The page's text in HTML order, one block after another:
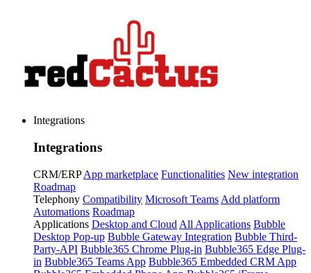
Integrations
Integrations
CRM/ERP App marketplace Functionalities New integration
Roadmap
Telephony Compatibility Microsoft Teams Add platform
Automations Roadmap
Applications Desktop and Cloud All Applications Bubble
Desktop Pop-up Bubble Gateway Integration Bubble Third-
Party-API Bubble365 Chrome Plug-in Bubble365 Edge Plug-
in Bubble365 Teams App Bubble365 Embedded CRM App